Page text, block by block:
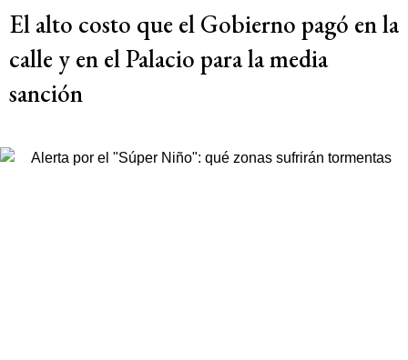
El alto costo que el Gobierno pagó en la
calle y en el Palacio para la media
sanción